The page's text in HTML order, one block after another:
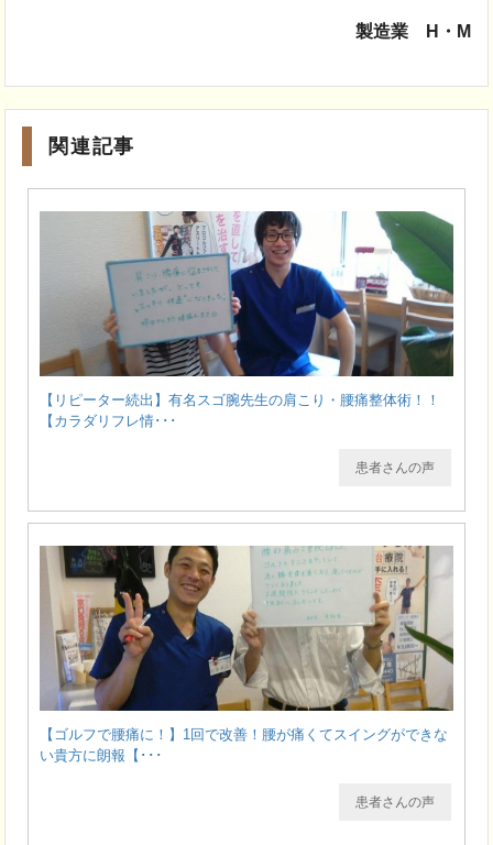
製造業 H・M
関連記事
【リピーター続出】有名スゴ腕先生の肩こり・腰痛整体術！！
【カラダリフレ情･･･
患者さんの声
【ゴルフで腰痛に！】1回で改善！腰が痛くてスイングができな
い貴方に朗報【･･･
患者さんの声